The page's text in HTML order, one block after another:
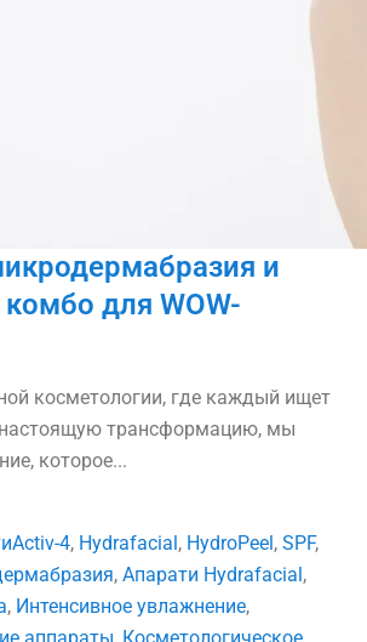
и
для WOW-
косметологии, где каждый ищет
настоящую трансформацию, мы
которое...
Activ-4, Hydrafacial , HydroPeel , SPF,
, Апарати Hydrafacial ,
, Интенсивное увлажнение,